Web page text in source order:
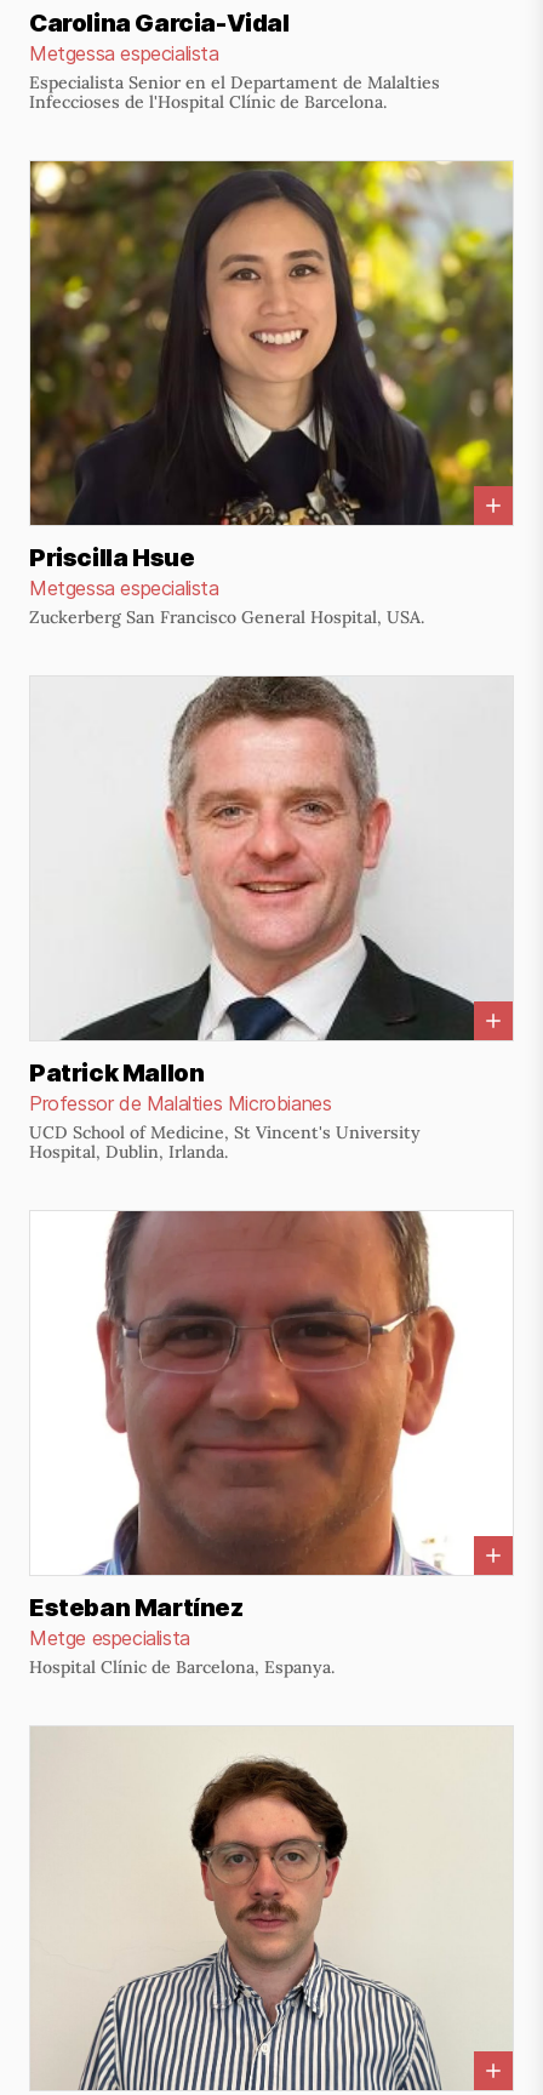
Carolina Garcia-Vidal
Metgessa especialista
Especialista Senior en el Departament de Malalties
Infeccioses de l'Hospital Clínic de Barcelona.
Priscilla Hsue
Metgessa especialista
Zuckerberg San Francisco General Hospital, USA.
Patrick Mallon
Professor de Malalties Microbianes
UCD School of Medicine, St Vincent's University
Hospital, Dublin, Irlanda.
Esteban Martínez
Metge especialista
Hospital Clínic de Barcelona, Espanya.